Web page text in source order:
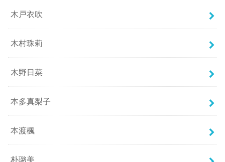
木戸衣吹
木村珠莉
木野日菜
本多真梨子
本渡楓
朴璐美